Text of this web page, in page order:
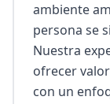
ambiente
persona se
Nuestra
ofrecer
con un